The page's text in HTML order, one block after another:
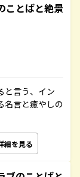
ことばと絶景
と言う、イン
名言と癒やしの
細を見る